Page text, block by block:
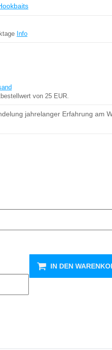
Info
von 25 EUR.
jahrelanger Erfahrung am
IN DEN